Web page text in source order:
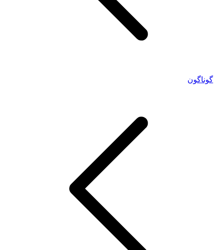
گوناگون